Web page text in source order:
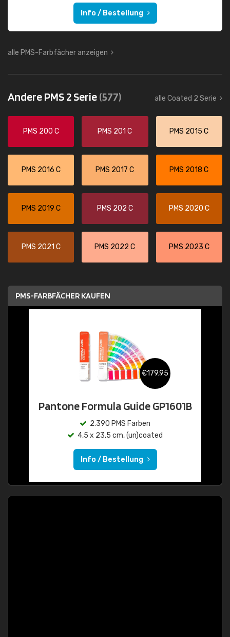
Info / Bestellung
alle PMS-Farbfächer anzeigen
Andere PMS 2 Serie(577) alle Coated 2 Serie
PMS 200 C PMS 201 C PMS 2015 C
PMS 2016 C PMS 2017 C PMS 2018 C
PMS 2019 C PMS 202 C PMS 2020 C
PMS 2021 C PMS 2022 C PMS 2023 C
PMS-FARBFÄCHER KAUFEN
€179,95
Pantone Formula Guide GP1601B
2.390 PMS Farben
4,5 x 23,5 cm, (un)coated
Info / Bestellung